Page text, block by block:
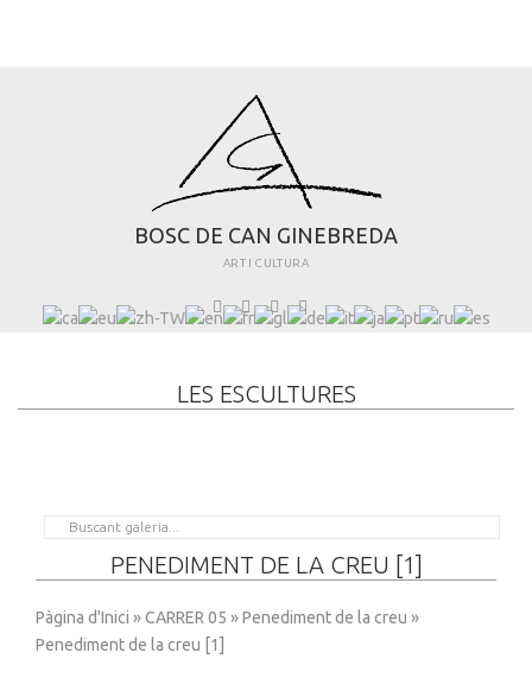
BOSC DE CAN GIN EBREDA
ART I CULTURA
LES ESCULTURES
PENEDIMENT DE LA CREU [1]
Pàgina d'Inici »CARRER 05 »Penediment de la creu »
Penediment de la creu [1]